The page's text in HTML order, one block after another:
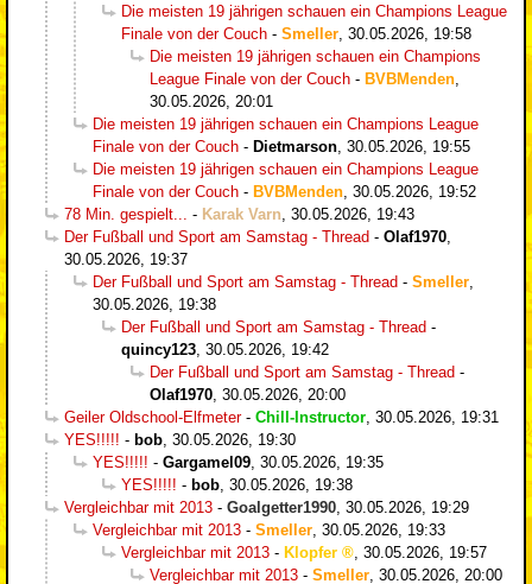
Die meisten 19 jährigen schauen ein Champions League
Finale von der Couch - Smeller 30.05.2026, 19:58
Die meisten 19 jährigen schauen ein Champions
League Finale von der Couch - BVBMenden
30.05.2026, 20:01
Die meisten 19 jährigen schauen ein Champions League
Finale von der Couch - Dietmarson 30.05.2026, 19:55
Die meisten 19 jährigen schauen ein Champions League
Finale von der Couch - BVBMenden 30.05.2026, 19:52
78 Min. gespielt...
- Karak Varn 30.05.2026, 19:43
Der Fußball und Sport am Samstag - Thread - Olaf1970
30.05.2026, 19:37
Der Fußball und Sport am Samstag - Thread - Smeller
30.05.2026, 19:38
Der Fußball und Sport am Samstag - Thread -
quincy123 30.05.2026, 19:42
Der Fußball und Sport am Samstag - Thread -
Olaf1970 30.05.2026, 20:00
Geiler Oldschool-Elfmeter- Chill-Instructor 30.05.2026, 19:31
YES!!!!! - bob 30.05.2026, 19:30
YES!!!!! - Gargamel09 30.05.2026, 19:35
YES!!!!! - bob 30.05.2026, 19:38
Vergleichbar mit 2013 - Goalgetter1990 30.05.2026, 19:29
Vergleichbar mit 2013 - Smeller 30.05.2026, 19:33
Vergleichbar mit 2013 - Klopfer
30.05.2026, 19:57
Vergleichbar mit 2013 - Smeller 30.05.2026, 20:00